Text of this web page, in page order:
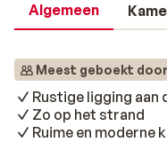
Algemeen
Meest geboekt
Rustige ligging aan
Zo op het strand
Ruime en moderne